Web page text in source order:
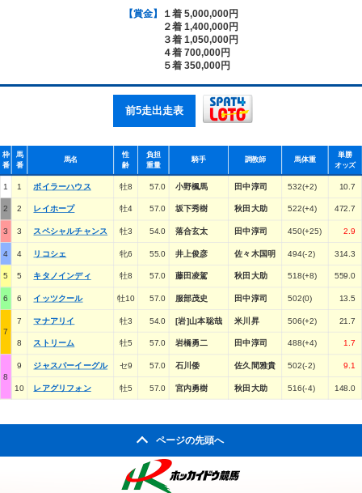
【賞金】
１着 5,000,000円
２着 1,400,000円
３着 1,050,000円
４着 700,000円
５着 350,000円
前5走出走表
枠
番
馬
番
馬名
性
齢
負担
重量
騎手 調教師 馬体重
単勝
オッズ
1 1 ボイラーハウス 牡8 57.0 小野楓馬 田中淳司 532(+2) 10.7
2 2 レイホープ 牡4 57.0 坂下秀樹 秋田大助 522(+4) 472.7
3 3 スペシャルチャンス 牡3 54.0 落合玄太 田中淳司 450(+25) 2.9
4 4 リコシェ 牝6 55.0 井上俊彦 佐々木国明 494(-2) 314.3
5 5 キタノインディ 牡8 57.0 藤田凌駕 秋田大助 518(+8) 559.0
6 6 イッツクール 牡10 57.0 服部茂史 田中淳司 502(0) 13.5
7
7 マナアリイ 牡3 54.0 [岩]山本聡哉 米川昇 506(+2) 21.7
8 ストリーム 牡5 57.0 岩橋勇二 田中淳司 488(+4) 1.7
8
9 ジャスパーイーグル セ9 57.0 石川倭 佐久間雅貴 502(-2) 9.1
10 レアグリフォン 牡5 57.0 宮内勇樹 秋田大助 516(-4) 148.0
ページの先頭へ